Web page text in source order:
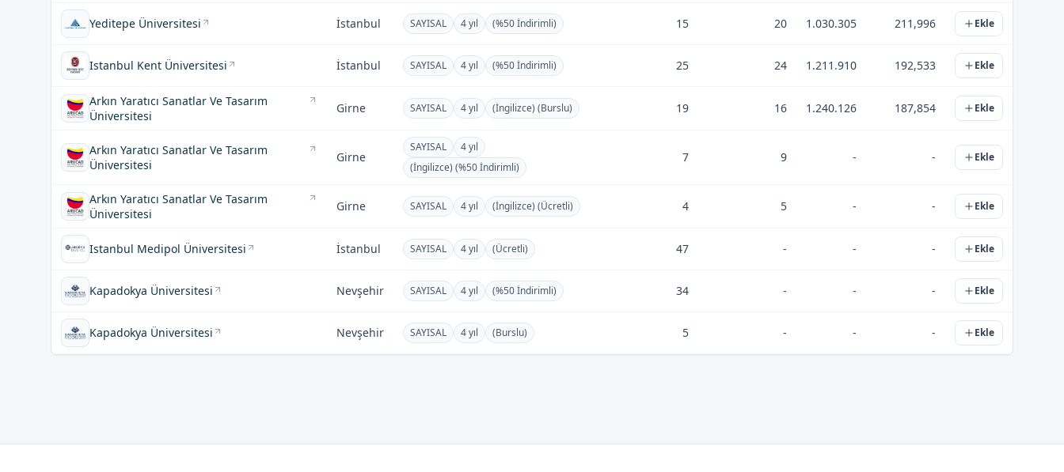
Yeditepe Üniversitesi İstanbul SAYISAL 4 yıl (%50 İndirimli) 15 20 1.030.305 211,996 Ekle
Istanbul Kent Üniversitesi İstanbul SAYISAL 4 yıl (%50 İndirimli) 25 24 1.211.910 192,533 Ekle
Arkın Yaratıcı Sanatlar Ve Tasarım
Üniversitesi
Girne SAYISAL 4 yıl (İngilizce) (Burslu) 19 16 1.240.126 187,854 Ekle
Arkın Yaratıcı Sanatlar Ve Tasarım
Üniversitesi
Girne
SAYISAL
4 yıl
(İngilizce) (%50 İndirimli)
7 9 - - Ekle
Arkın Yaratıcı Sanatlar Ve Tasarım
Üniversitesi
Girne SAYISAL 4 yıl (İngilizce) (Ücretli) 4 5 - - Ekle
Istanbul Medipol Üniversitesi İstanbul SAYISAL 4 yıl (Ücretli) 47 - - - Ekle
Kapadokya Üniversitesi Nevşehir SAYISAL 4 yıl (%50 İndirimli) 34 - - - Ekle
Kapadokya Üniversitesi Nevşehir SAYISAL 4 yıl (Burslu) 5 - - - Ekle